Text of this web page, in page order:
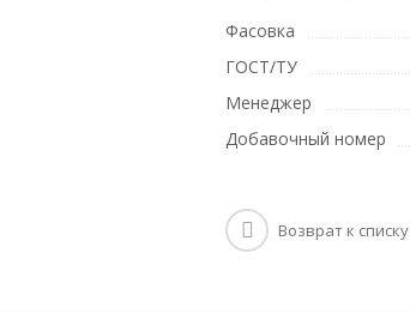
Фасовка
ГОСТ/ТУ
Менеджер
Добавочный номер
Возврат к списку